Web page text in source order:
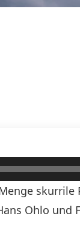
skurrile
Ohlo und